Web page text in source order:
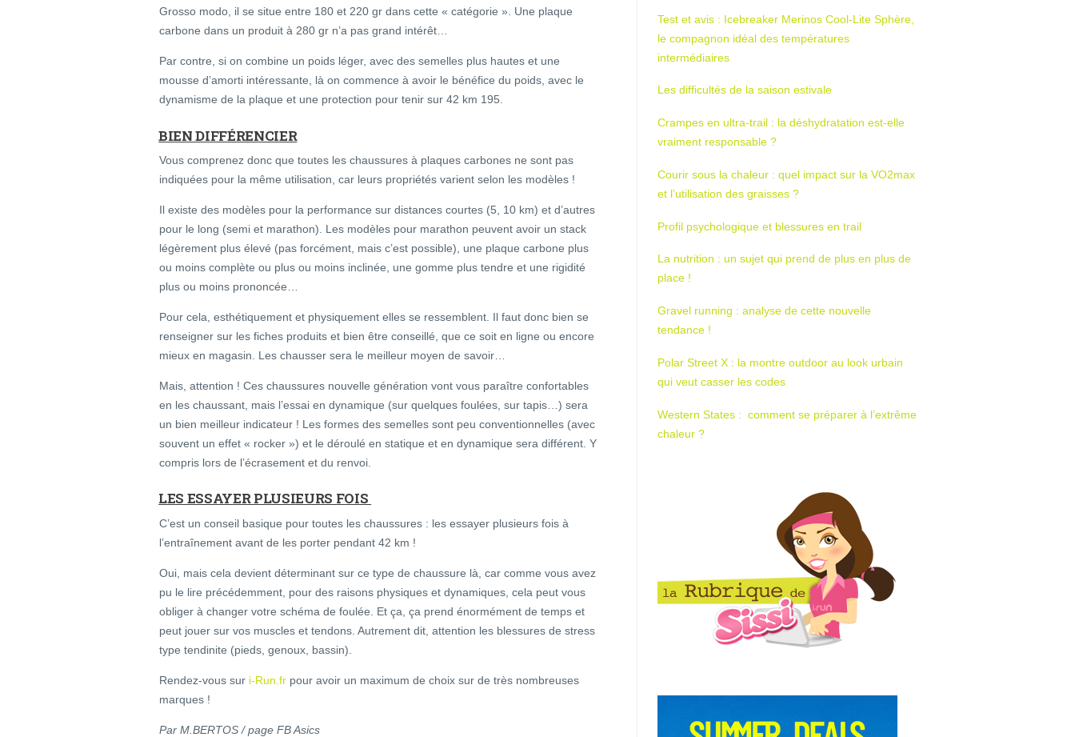
Grosso modo, il se situe entre 180 et 220 gr dans cette « catégorie ». Une plaque
carbone dans un produit à 280 gr n’a pas grand intérêt…
Par contre, si on combine un poids léger, avec des semelles plus hautes et une
mousse d’amorti intéressante, là on commence à avoir le bénéfice du poids, avec le
dynamisme de la plaque et une protection pour tenir sur 42 km 195.
BIEN DIFFÉRENCIER
Vous comprenez donc que toutes les chaussures à plaques carbones ne sont pas
indiquées pour la même utilisation, car leurs propriétés varient selon les modèles !
Il existe des modèles pour la performance sur distances courtes (5, 10 km) et d’autres
pour le long (semi et marathon). Les modèles pour marathon peuvent avoir un stack
légèrement plus élevé (pas forcément, mais c’est possible), une plaque carbone plus
ou moins complète ou plus ou moins inclinée, une gomme plus tendre et une rigidité
plus ou moins prononcée…
Pour cela, esthétiquement et physiquement elles se ressemblent. Il faut donc bien se
renseigner sur les fiches produits et bien être conseillé, que ce soit en ligne ou encore
mieux en magasin. Les chausser sera le meilleur moyen de savoir…
Mais, attention ! Ces chaussures nouvelle génération vont vous paraître confortables
en les chaussant, mais l’essai en dynamique (sur quelques foulées, sur tapis…) sera
un bien meilleur indicateur ! Les formes des semelles sont peu conventionnelles (avec
souvent un effet « rocker ») et le déroulé en statique et en dynamique sera différent. Y
compris lors de l’écrasement et du renvoi.
LES ESSAYER PLUSIEURS FOIS
C’est un conseil basique pour toutes les chaussures : les essayer plusieurs fois à
l’entraînement avant de les porter pendant 42 km !
Oui, mais cela devient déterminant sur ce type de chaussure là, car comme vous avez
pu le lire précédemment, pour des raisons physiques et dynamiques, cela peut vous
obliger à changer votre schéma de foulée. Et ça, ça prend énormément de temps et
peut jouer sur vos muscles et tendons. Autrement dit, attention les blessures de stress
type tendinite (pieds, genoux, bassin).
Rendez-vous sur i-Run.fr pour avoir un maximum de choix sur de très nombreuses
marques !
Par M.BERTOS / page FB Asics
Test et avis : Icebreaker Merinos Cool-Lite Sphère,
le compagnon idéal des températures
intermédiaires
Les difficultés de la saison estivale
Crampes en ultra-trail : la déshydratation est-elle
vraiment responsable ?
Courir sous la chaleur : quel impact sur la VO2max
et l’utilisation des graisses ?
Profil psychologique et blessures en trail
La nutrition : un sujet qui prend de plus en plus de
place !
Gravel running : analyse de cette nouvelle
tendance !
Polar Street X : la montre outdoor au look urbain
qui veut casser les codes
Western States : comment se préparer à l’extrême
chaleur ?